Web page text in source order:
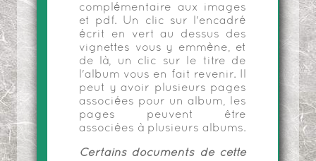
complémentaire aux images
et pdf. Un clic sur l'encadré
écrit en vert au dessus des
vignettes vous y emmène, et
de là, un clic sur le titre de
l'album vous en fait revenir. Il
peut y avoir plusieurs pages
associées pour un album, les
pages peuvent être
associées à plusieurs albums.
Certains documents de cette